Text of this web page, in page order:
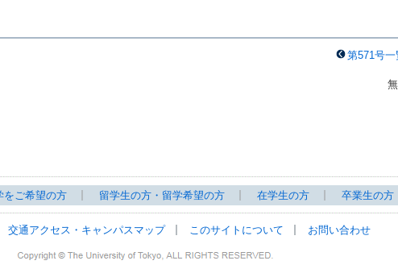
第571号
をご希望の方 留学生の方・留学希望の方 在学生の方 卒業生の方
交通アクセス・キャンパスマップ このサイトについて お問い合わせ